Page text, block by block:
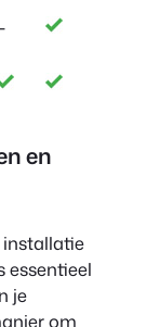
en
installatie
essentieel
je
om